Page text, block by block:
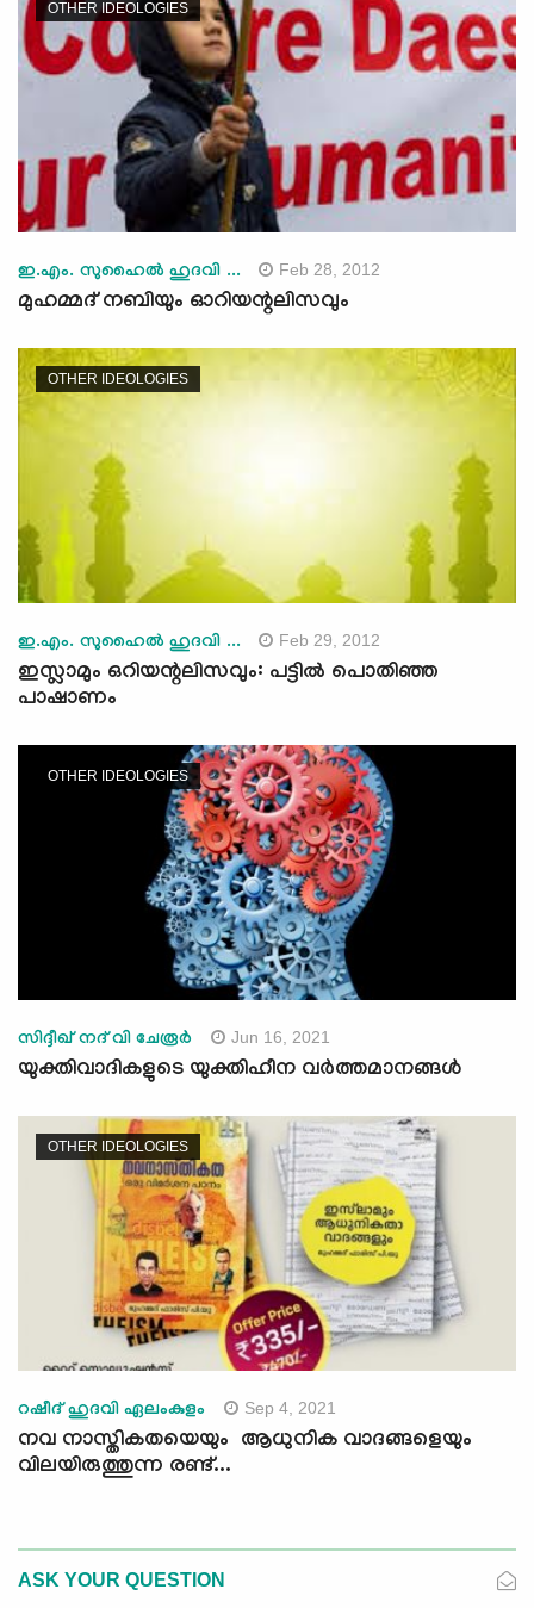
OTHER IDEOLOGIES
ഇ.എം. സുഹൈല്‍ ഹുദവി ... Feb 28, 2012
മുഹമ്മദ് നബിയും ഓറിയന്റലിസവും
OTHER IDEOLOGIES
ഇ.എം. സുഹൈല്‍ ഹുദവി ... Feb 29, 2012
ഇസ്ലാമും ഒറിയന്റലിസവും: പട്ടില്‍ പൊതിഞ്ഞ
പാഷാണം
OTHER IDEOLOGIES
സിദ്ദീഖ് നദ് വി ചേരൂർ Jun 16, 2021
യുക്തിവാദികളുടെ യുക്തിഹീന വർത്തമാനങ്ങൾ
OTHER IDEOLOGIES
റഷീദ് ഹുദവി ഏലംകുളം Sep 4, 2021
നവ നാസ്തികതയെയും ആധുനിക വാദങ്ങളെയും
വിലയിരുത്തുന്ന രണ്ട്...
ASK YOUR QUESTION